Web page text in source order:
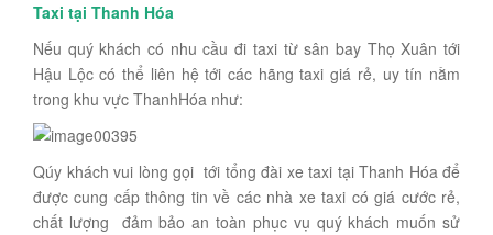
Taxi tại Thanh Hóa
Nếu quý khách có nhu cầu đi taxi từ sân bay Thọ Xuân tới
Hậu Lộc có thể liên hệ tới các hãng taxi giá rẻ, uy tín nằm
trong khu vực ThanhHóa như:
Qúy khách vui lòng gọi tới tổng đài xe taxi tại Thanh Hóa để
được cung cấp thông tin về các nhà xe taxi có giá cước rẻ,
chất lượng đảm bảo an toàn phục vụ quý khách muốn sử